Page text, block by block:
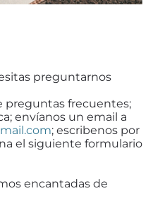
preguntarnos
preguntas frecuentes;
envíanos un email a
; escribenos por
el siguiente formulario
encantadas de